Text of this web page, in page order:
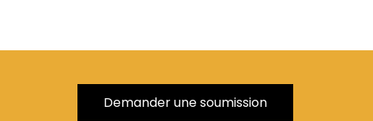
Demander une soumission